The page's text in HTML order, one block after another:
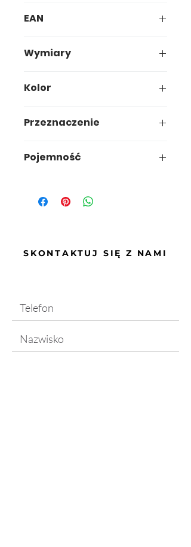
EAN
Wymiary
Kolor
Przeznaczenie
Pojemność
SKONTAKTUJ SIĘ Z NAMI